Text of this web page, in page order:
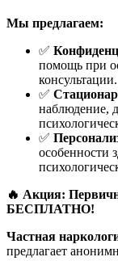
Мы предлагаем:
✅
помощь при
консультации.
✅
наблюдение,
✅
особенности
🔥 Акция:
БЕСПЛАТНО!
Частная
предлагает